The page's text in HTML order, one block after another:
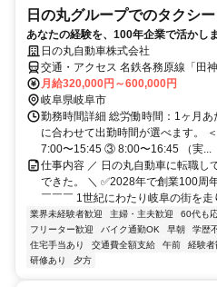
日の丸グループでのタクシ
あなたの経験を、100年企業で活かし
日の丸自動車株式会社
交通・アクセス 名鉄各務原線「田
月給320,000円～600,000円
岐阜県岐阜市
勤務時間詳細 総労働時間：1ヶ月
に合わせて出勤時間が選べます。
7:00〜15:45 ③ 8:00〜16:45 （実...
仕事内容 ／ 日の丸自動車に転職し
できた。 ＼ ✅2028年で創業100周
￣￣￣ 1世紀にわたり岐阜の街を走
業界未経験者歓迎 主婦・主夫歓迎 60代も
フリーター歓迎
バイク通勤OK 早朝 学歴
住宅手当あり
交通費全額支給 午前 経験者
研修あり
夕方